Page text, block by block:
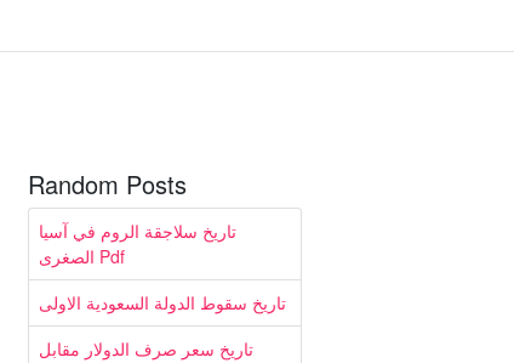
Random Posts
تاريخ سلاجقة الروم في آسيا
الصغرى Pdf
تاريخ سقوط الدولة السعودية الاولى
تاريخ سعر صرف الدولار مقابل